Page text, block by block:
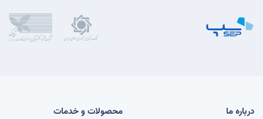
درباره ما محصولات و خدمات